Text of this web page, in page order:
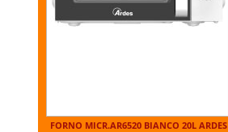
FORNO MICR.AR6520 BIANCO 20L ARDES